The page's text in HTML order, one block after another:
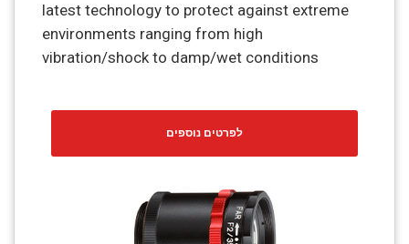
Professional Video Equipment
Visualizer
AV over IP
Photo Printers
latest technology to protect against extreme
environments ranging from high
vibration/shock to damp/wet conditions
לפרטים נוספים